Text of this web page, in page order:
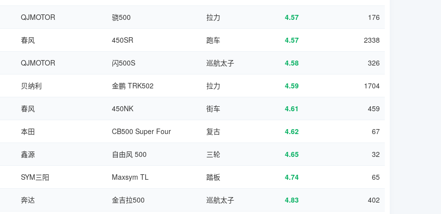
QJMOTOR 骁500 拉力 4.57 176
春风 450SR 跑车 4.57 2338
QJMOTOR 闪500S 巡航太子 4.58 326
贝纳利 金鹏 TRK502 拉力 4.59 1704
春风 450NK 街车 4.61 459
本田 CB500 Super Four 复古 4.62 67
鑫源 自由风 500 三轮 4.65 32
SYM三阳 Maxsym TL 踏板 4.74 65
奔达 金吉拉500 巡航太子 4.83 402